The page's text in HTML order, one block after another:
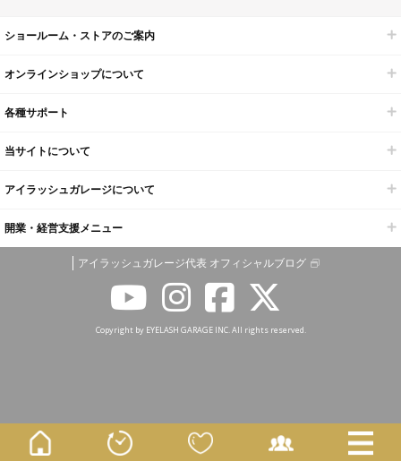
ショールーム・ストアのご案内
オンラインショップについて
各種サポート
当サイトについて
アイラッシュガレージについて
開業・経営支援メニュー
アイラッシュガレージ代表 オフィシャルブログ
Copyright by EYELASH GARAGE INC. All rights reserved.